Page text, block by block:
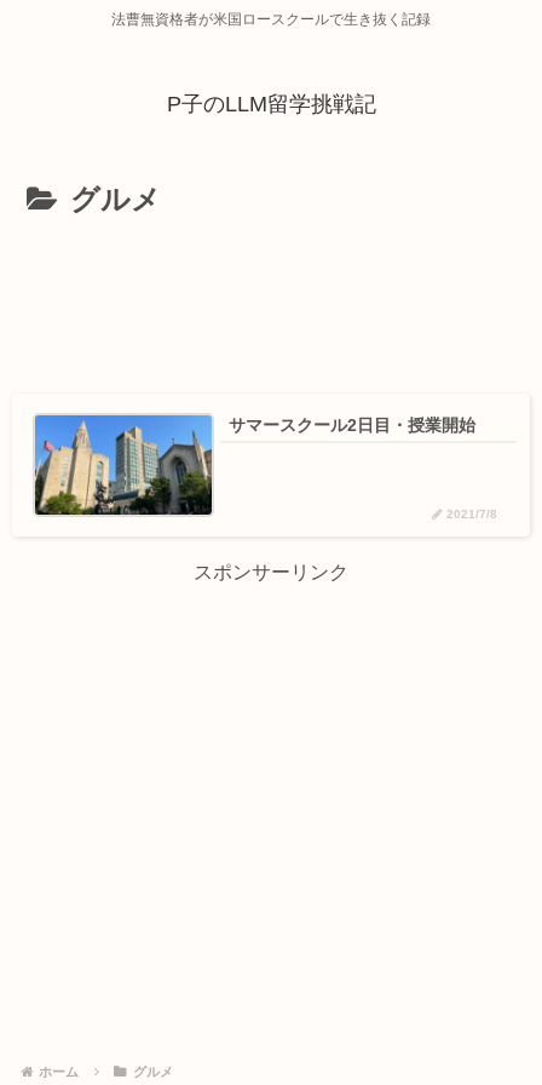
法曹無資格者が米国ロースクールで生き抜く記録
P子のLLM留学挑戦記
グルメ
サマースクール2日目・授業開始
2021/7/8
スポンサーリンク
ホーム グルメ